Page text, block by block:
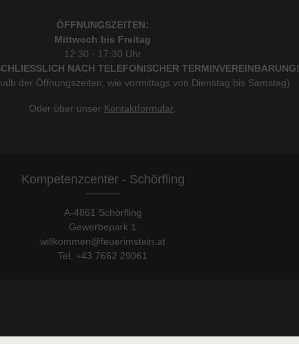
Kompetenzcenter - Schörfling
A-4861 Schörfling
Gewerbepark 1
willkommen@feuerimstein.at
Tel. +43 7662 29061
ÖFFNUNGSZEITEN:
Mittwoch bis Freitag
12:30 - 17:30 Uhr
NACH TELEFONISCHER TERMINVEREINBARUNG!
der Öffnungszeiten, wie vormittags von Dienstag bis Samstag)
Oder über unser Kontaktformular